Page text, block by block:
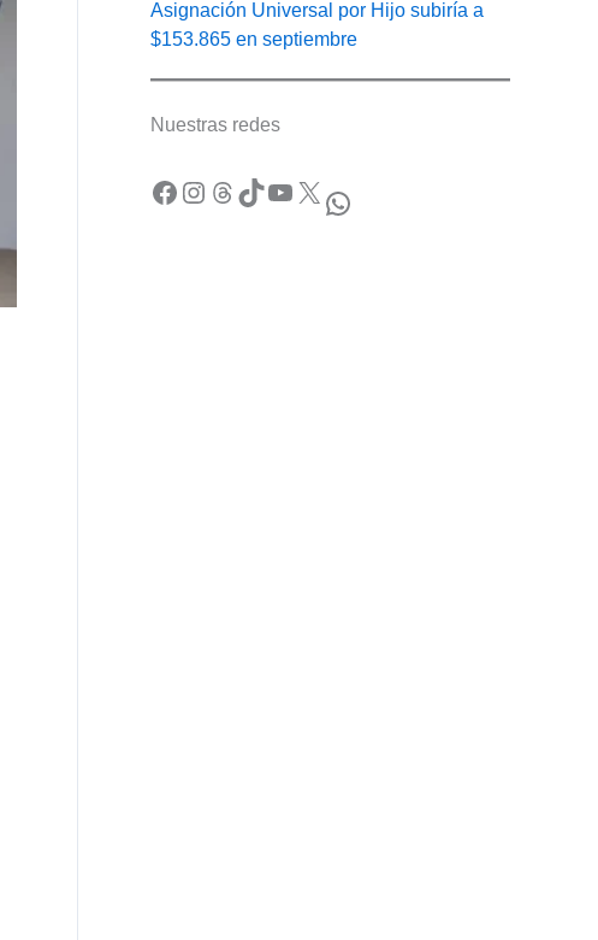
Asignación Universal por Hijo subiría a
$153.865 en septiembre
Nuestras redes
Facebook Instagram Threads TikTok YouTube X WhatsApp